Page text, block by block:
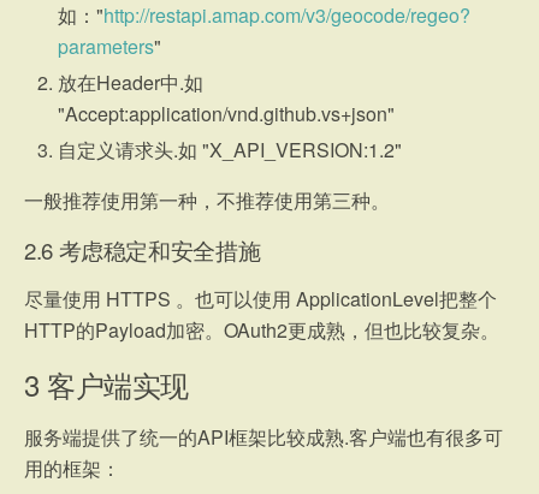
如："http://restapi.amap.com/v3/geocode/regeo?
parameters"
放在Header中.如
"Accept:application/vnd.github.vs+json"
自定义请求头.如 "X_API_VERSION:1.2"
一般推荐使用第一种，不推荐使用第三种。
2.6考虑稳定和安全措施
尽量使用 HTTPS 。也可以使用 ApplicationLevel把整个
HTTP的Payload加密。OAuth2更成熟，但也比较复杂。
3 客户端实现
服务端提供了统一的API框架比较成熟.客户端也有很多可
用的框架：